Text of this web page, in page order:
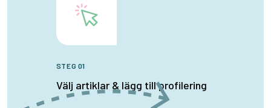
STEG 01
Välj artiklar & lägg till profilering